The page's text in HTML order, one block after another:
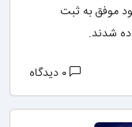
موفق به ثبت
شدند.